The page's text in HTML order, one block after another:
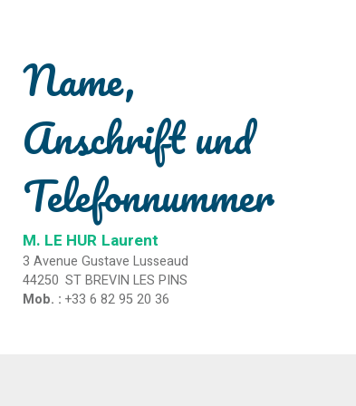
Name,
Anschrift und
Telefonnummer
M. LE HUR Laurent
3 Avenue Gustave Lusseaud
44250 ST BREVIN LES PINS
Mob. : +33 6 82 95 20 36